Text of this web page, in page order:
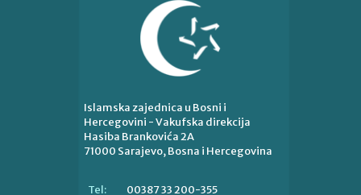
Islamska zajednica u Bosni i
Hercegovini - Vakufska direkcija
Hasiba Brankovića 2A
71000 Sarajevo, Bosna i Hercegovina
Tel:
00387 33 200-355